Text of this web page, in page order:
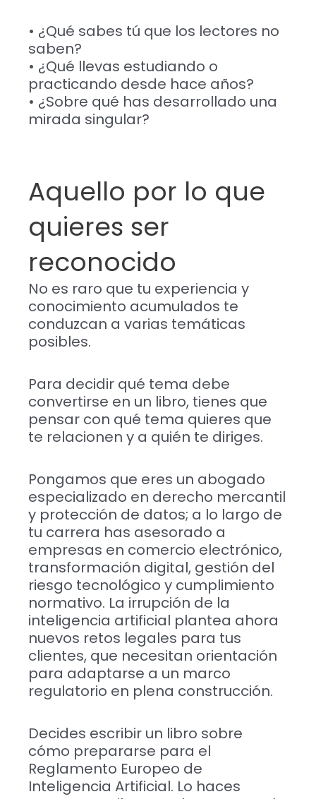
• ¿Qué sabes tú que los lectores no
saben?
• ¿Qué llevas estudiando o
practicando desde hace años?
• ¿Sobre qué has desarrollado una
mirada singular?
Aquello por lo que
quieres ser
reconocido
No es raro que tu experiencia y
conocimiento acumulados te
conduzcan a varias temáticas
posibles.
Para decidir qué tema debe
convertirse en un libro, tienes que
pensar con qué tema quieres que
te relacionen y a quién te diriges.
Pongamos que eres un abogado
especializado en derecho mercantil
y protección de datos; a lo largo de
tu carrera has asesorado a
empresas en comercio electrónico,
transformación digital, gestión del
riesgo tecnológico y cumplimiento
normativo. La irrupción de la
inteligencia artificial plantea ahora
nuevos retos legales para tus
clientes, que necesitan orientación
para adaptarse a un marco
regulatorio en plena construcción.
Decides escribir un libro sobre
cómo prepararse para el
Reglamento Europeo de
Inteligencia Artificial. Lo haces